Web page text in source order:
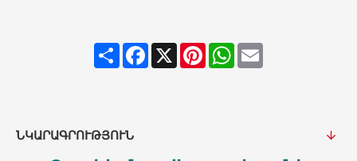
ShareFacebook
X PinterestWhatsApp
Email
ՆԿԱՐԱԳՐՈՒԹՅՈՒՆ